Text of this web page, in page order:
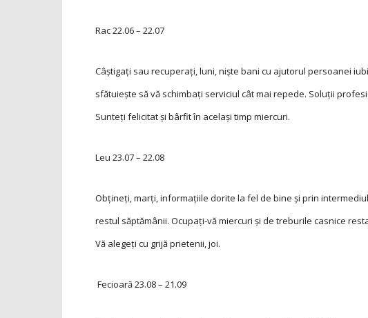
Rac22.06 – 22.07
Câştigaţi sau recuperaţi, luni, nişte bani cu ajutorul persoanei
sfătuieşte să vă schimbaţi serviciul cât mai repede. Soluţii
Sunteţi felicitat şi bârfit în acelaşi timp miercuri.
Leu 23.07 – 22.08
Obţineţi, marţi, informaţiile dorite la fel de bine şi prin
restul săptămânii. Ocupaţi-vă mier­curi şi de treburile casnice
Vă alegeţi cu grijă prietenii, joi.
Fecioară23.08 – 21.09